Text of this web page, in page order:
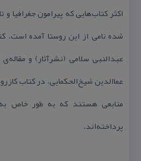
اكثر كتاب‌هایی كه پیرامون جغرافیا
شده نامی از این روستا آمده است.
عبدالنبی سلامی (نشرآثار) و
عماالدین شیخ‌الحكمایی، در كتاب
منابعی هستند كه به طور خاص
پرداخته‌اند.